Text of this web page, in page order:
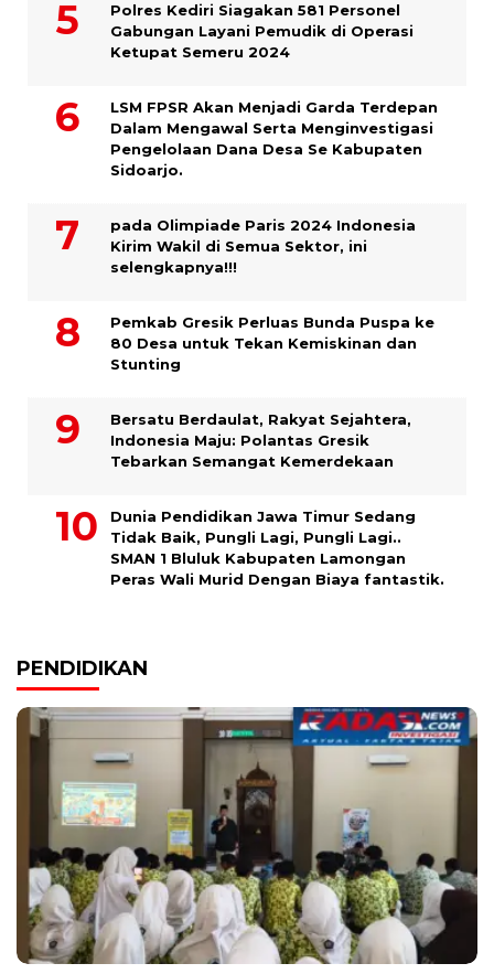
Polres Kediri Siagakan 581 Personel
Gabungan Layani Pemudik di Operasi
Ketupat Semeru 2024
LSM FPSR Akan Menjadi Garda Terdepan
Dalam Mengawal Serta Menginvestigasi
Pengelolaan Dana Desa Se Kabupaten
Sidoarjo.
pada Olimpiade Paris 2024 Indonesia
Kirim Wakil di Semua Sektor, ini
selengkapnya!!!
Pemkab Gresik Perluas Bunda Puspa ke
80 Desa untuk Tekan Kemiskinan dan
Stunting
Bersatu Berdaulat, Rakyat Sejahtera,
Indonesia Maju: Polantas Gresik
Tebarkan Semangat Kemerdekaan
Dunia Pendidikan Jawa Timur Sedang
Tidak Baik, Pungli Lagi, Pungli Lagi..
SMAN 1 Bluluk Kabupaten Lamongan
Peras Wali Murid Dengan Biaya fantastik.
PENDIDIKAN